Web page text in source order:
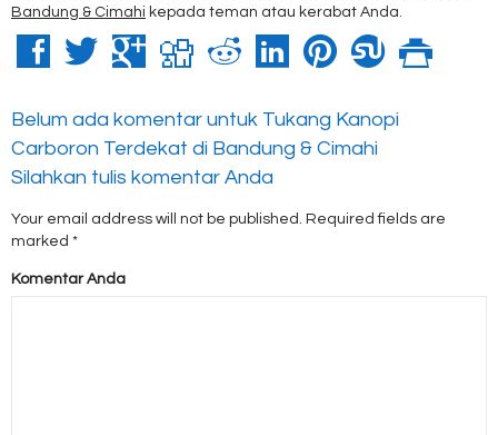
Bandung & Cimahi kepada teman atau kerabat Anda.
Belum ada komentar untuk Tukang Kanopi
Carboron Terdekat di Bandung & Cimahi
Silahkan tulis komentar Anda
Your email address will not be published. Required fields are
marked *
Komentar Anda